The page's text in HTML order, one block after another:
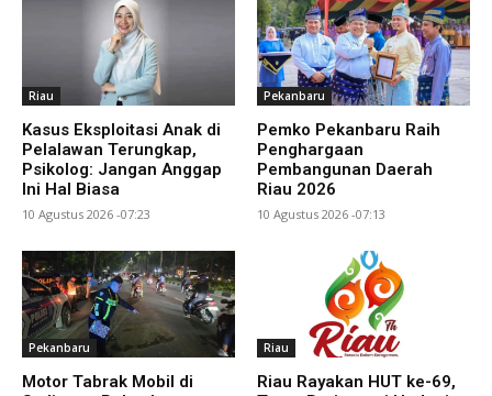
Riau
Kasus Eksploitasi Anak di
Pelalawan Terungkap,
Psikolog: Jangan Anggap
Ini Hal Biasa
10 Agustus 2026 -07:23
Pekanbaru
Pemko Pekanbaru Raih
Penghargaan
Pembangunan Daerah
Riau 2026
10 Agustus 2026 -07:13
Pekanbaru
Motor Tabrak Mobil di
Riau
Riau Rayakan HUT ke-69,